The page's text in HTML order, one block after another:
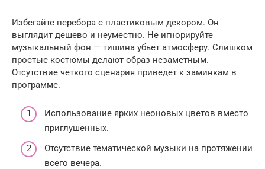
Избегайте перебора с пластиковым декором. Он
выглядит дешево и неуместно. Не игнорируйте
музыкальный фон — тишина убьет атмосферу. Слишком
простые костюмы делают образ незаметным.
Отсутствие четкого сценария приведет к заминкам в
программе.
Использование ярких неоновых цветов вместо
приглушенных.
Отсутствие тематической музыки на протяжении
всего вечера.